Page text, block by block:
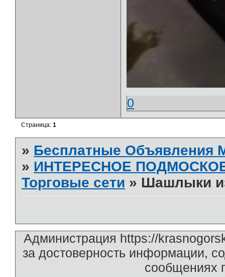
0
Страница:1
» Бесплатные
» ИНТЕРЕСНОЕ
Торговые сети » Шашлыки
Администрация https://
за достоверность информации,
сообщениях